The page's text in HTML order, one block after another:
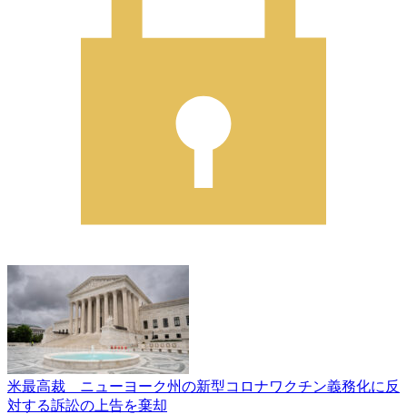
米最高裁 ニューヨーク州の新型コロナワクチン義務化に反
対する訴訟の上告を棄却